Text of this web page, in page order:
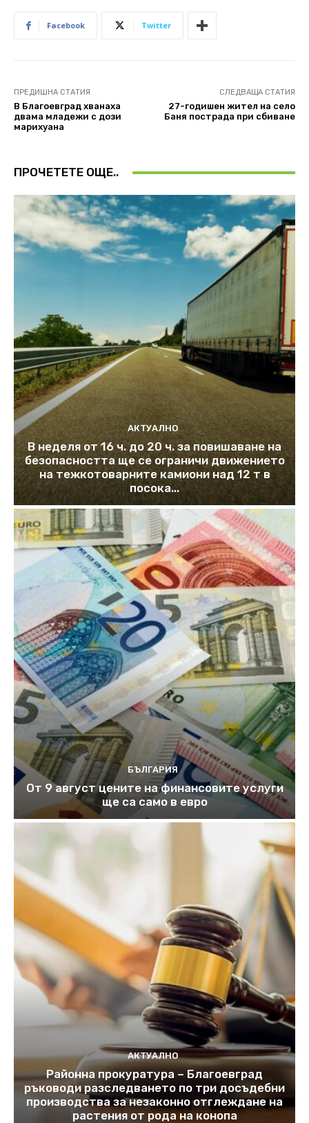
Facebook Twitter
ПРЕДИШНА СТАТИЯ
В Благоевград хванаха
двама младежи с дози
марихуана
СЛЕДВАЩА СТАТИЯ
27-годишен жител на село
Баня пострада при сбиване
ПРОЧЕТЕТЕ ОЩЕ..
АКТУАЛНО
В неделя от 16 ч. до 20 ч. за повишаване на
безопасността ще се ограничи движението
на тежкотоварните камиони над 12 т в
посока...
БЪЛГАРИЯ
От 9 август цените на финансовите услуги
ще са само в евро
АКТУАЛНО
Районна прокуратура – Благоевград
ръководи разследването по три досъдебни
производства за незаконно отглеждане на
растения от рода на конопа